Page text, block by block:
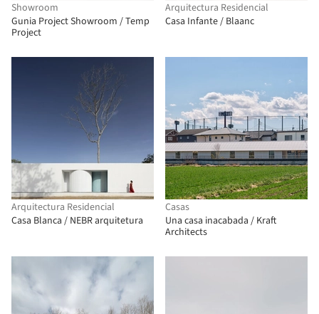
Showroom
Gunia Project Showroom / Temp
Project
Arquitectura Residencial
Casa Infante / Blaanc
Arquitectura Residencial
Casa Blanca / NEBR arquitetura
Casas
Una casa inacabada / Kraft
Architects